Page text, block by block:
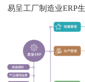
易呈工厂制造业ERP